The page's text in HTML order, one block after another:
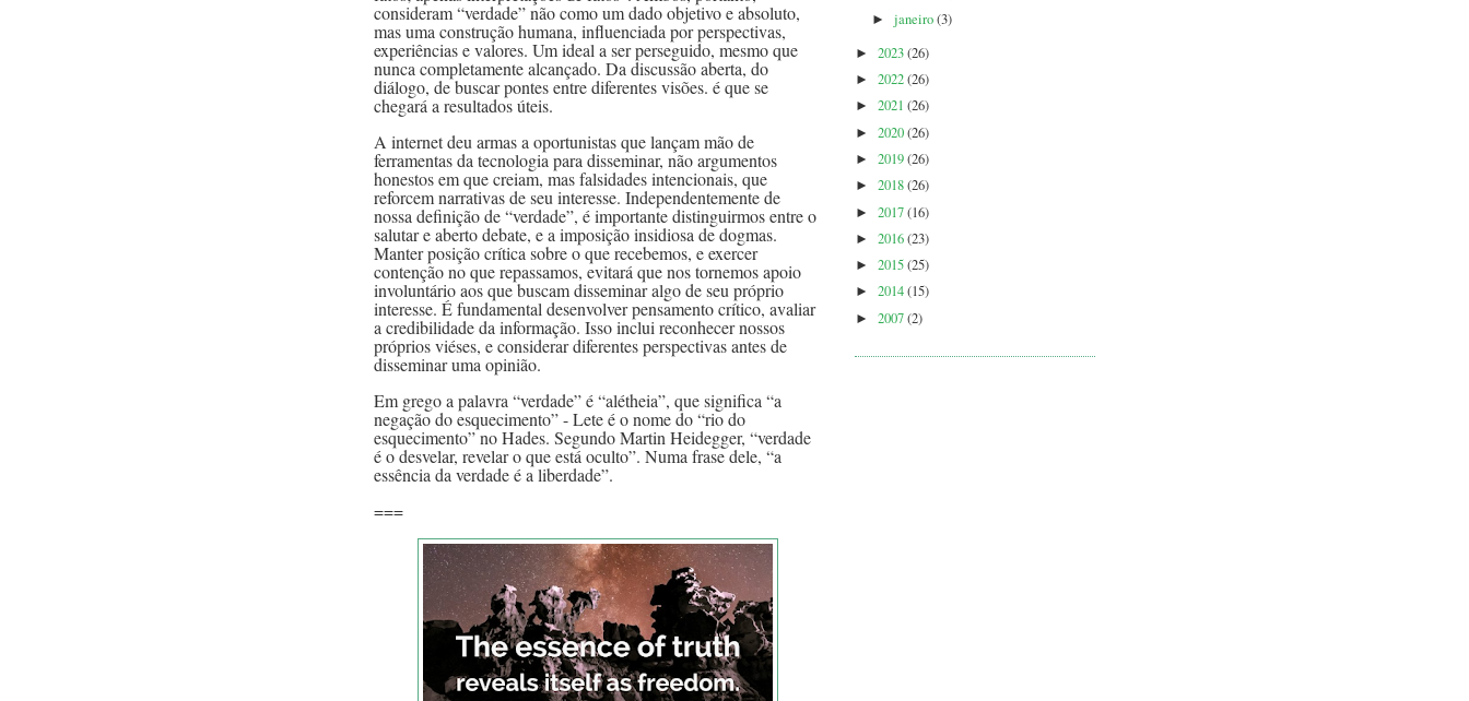
consideram “verdade” não como um dado objetivo e absoluto,
mas uma construção humana, influenciada por perspectivas,
experiências e valores. Um ideal a ser perseguido, mesmo que
nunca completamente alcançado. Da discussão aberta, do
diálogo, de buscar pontes entre diferentes visões. é que se
chegará a resultados úteis.
A internet deu armas a oportunistas que lançam mão de
ferramentas da tecnologia para disseminar, não argumentos
honestos em que creiam, mas falsidades intencionais, que
reforcem narrativas de seu interesse. Independentemente de
nossa definição de “verdade”, é importante distinguirmos entre o
salutar e aberto debate, e a imposição insidiosa de dogmas.
Manter posição crítica sobre o que recebemos, e exercer
contenção no que repassamos, evitará que nos tornemos apoio
involuntário aos que buscam disseminar algo de seu próprio
interesse. É fundamental desenvolver pensamento crítico, avaliar
a credibilidade da informação. Isso inclui reconhecer nossos
próprios viéses, e considerar diferentes perspectivas antes de
disseminar uma opinião.
Em grego a palavra “verdade” é “alétheia”, que significa “a
negação do esquecimento” - Lete é o nome do “rio do
esquecimento” no Hades. Segundo Martin Heidegger, “verdade
é o desvelar, revelar o que está oculto”. Numa frase dele, “a
essência da verdade é a liberdade”.
===
►janeiro(3)
► 2023(26)
► 2022(26)
► 2021 (26)
► 2020(26)
► 2019(26)
► 2018(26)
► 2017(16)
► 2016(23)
► 2015(25)
► 2014(15)
► 2007(2)